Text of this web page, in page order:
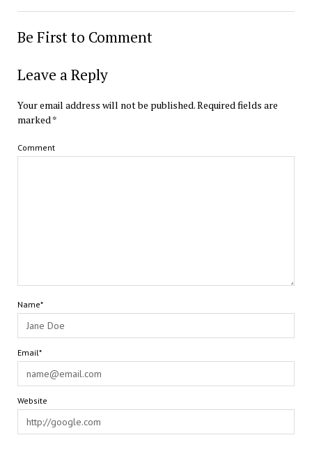
Be First to Comment
Leave a Reply
Your email address will not be published.Required fields are
marked*
Comment
Name*
Email*
Website